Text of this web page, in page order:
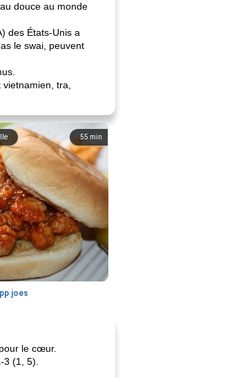
douce au monde
des États-Unis a
le swai, peuvent
tra,
55 min
joes
le cœur.
(1, 5).